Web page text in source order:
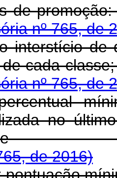
fins
nº 765, de
interstício de
nº 765, de
no
de 2016)
pontuação